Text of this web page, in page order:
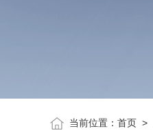
当前位置： 首页>